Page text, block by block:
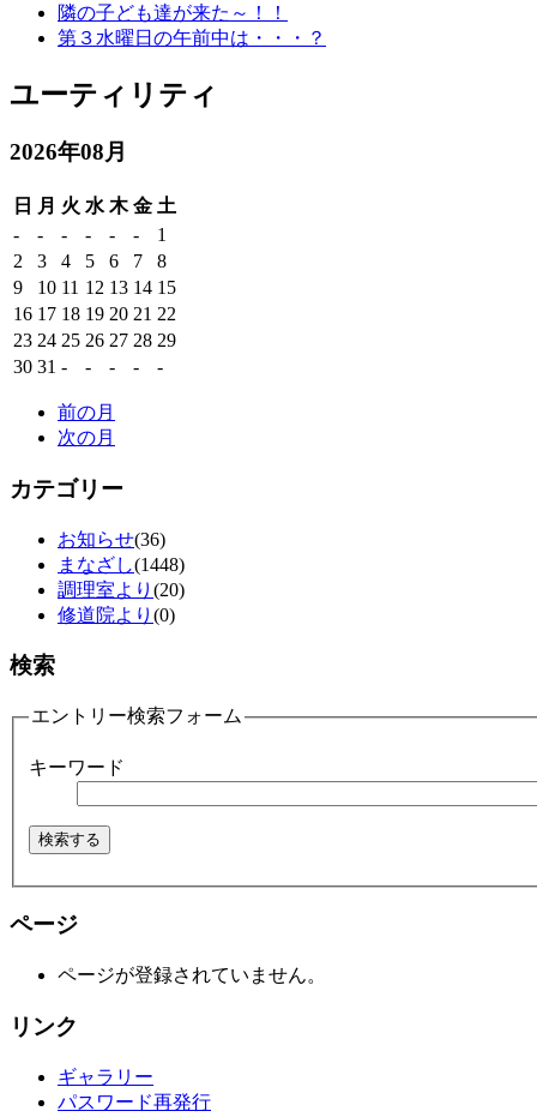
隣の子ども達が来た～！！
第３水曜日の午前中は・・・？
ユーティリティ
2026年08月
日 月 火 水 木 金 土
-
- - - - -
1
2
3 4 5 6 7
8
9
10 11 12 13 14 15
16 17 18 19 20 21 22
23 24 25 26 27 28 29
30 31 - - - - -
前の月
次の月
カテゴリー
お知らせ(36)
まなざし(1448)
調理室より (20)
修道院より (0)
検索
エントリー検索フォーム
キーワード
ページ
ページが登録されていません。
リンク
ギャラリー
パスワード再発行